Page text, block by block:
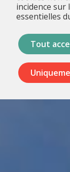
incidence sur
essentielles
Tout